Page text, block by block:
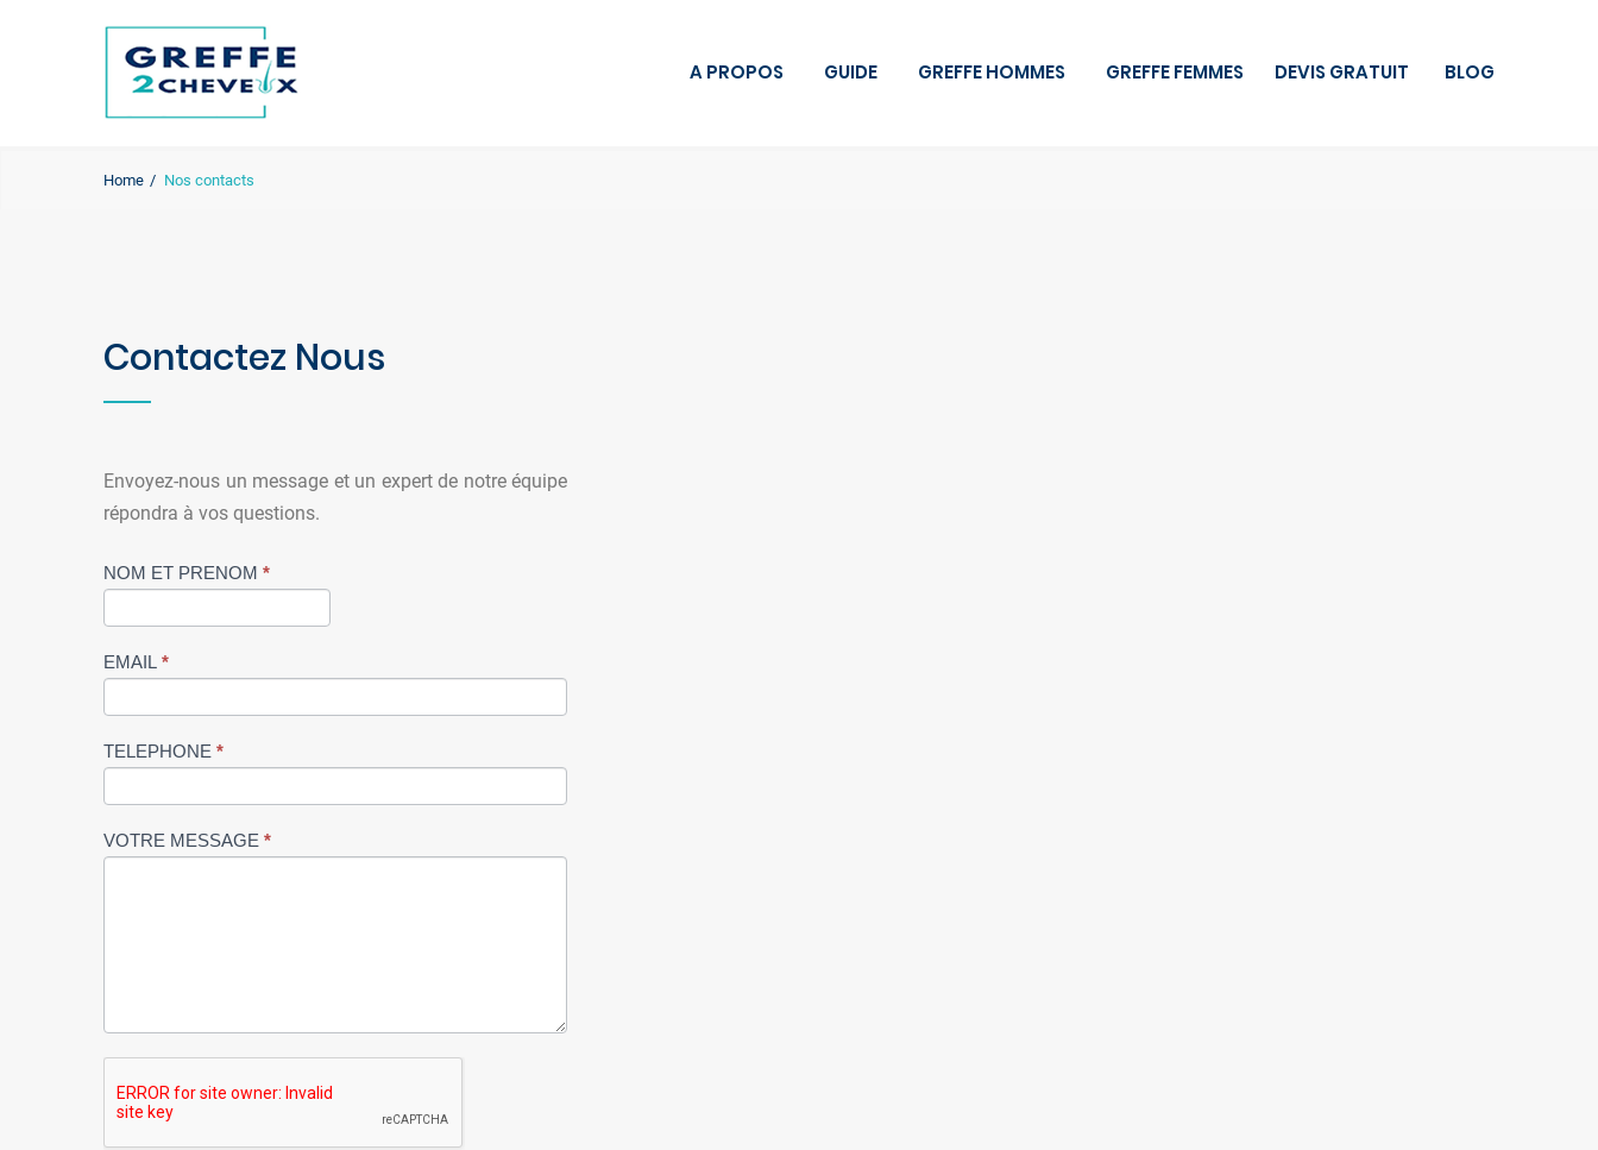
A PROPOS GUIDE GREFFE HOMMES GREFFE FEMMES DEVIS GRATUIT BLOG
Home Nos contacts
Contactez Nous
Envoyez-nous un message et un expert de notre équipe
répondra à vos questions.
C
t
a
c
t
U
s
NOM ET PRENOM *
EMAIL *
TELEPHONE *
VOTRE MESSAGE *